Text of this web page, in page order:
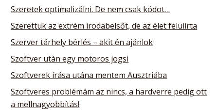
Szeretek optimalizálni. De nem csak kódot…
Szerettük az extrém irodabelsőt, de az élet felülírta
Szerver tárhely bérlés – akit én ajánlok
Szoftver után egy motoros jogsi
Szoftverek írása utána mentem Ausztriába
Szoftveres problémám az nincs, a hardverre pedig ott
a mellnagyobbítás!